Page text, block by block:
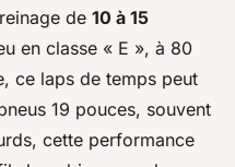
de 10 à 15
en classe « E », à 80
ce laps de temps peut
19 pouces, souvent
cette performance